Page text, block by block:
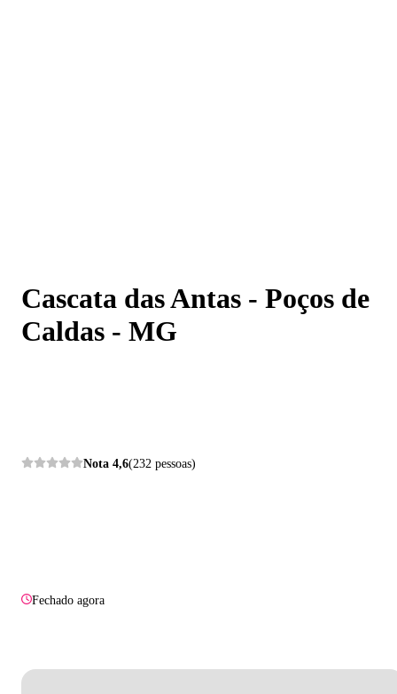
Cascata das Antas - Poços de
Caldas - MG
Nota 4,6(232 pessoas)
Fechado agora